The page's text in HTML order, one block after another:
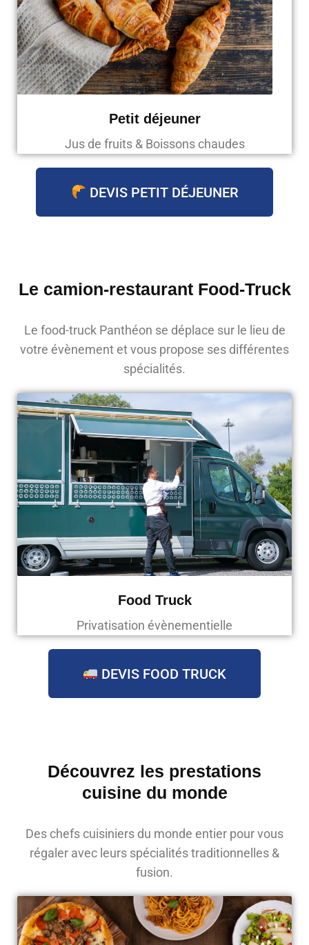
Petit déjeuner
Jus de fruits & Boissons chaudes
DEVIS PETIT DÉJEUNER
Le camion-restaurant Food-Truck
Le food-truck Panthéon se déplace sur le lieu de
votre évènement et vous propose ses différentes
spécialités.
Food Truck
Privatisation évènementielle
DEVIS FOOD TRUCK
Découvrez les prestations
cuisine du monde
Des chefs cuisiniers du monde entier pour vous
régaler avec leurs spécialités traditionnelles &
fusion.